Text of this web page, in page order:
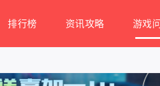
排行榜 资讯攻略 游戏